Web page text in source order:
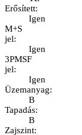
Erősített:
Igen
M+S
jel:
Igen
3PMSF
jel:
Igen
Üzemanyag:
B
Tapadás:
B
Zajszint: